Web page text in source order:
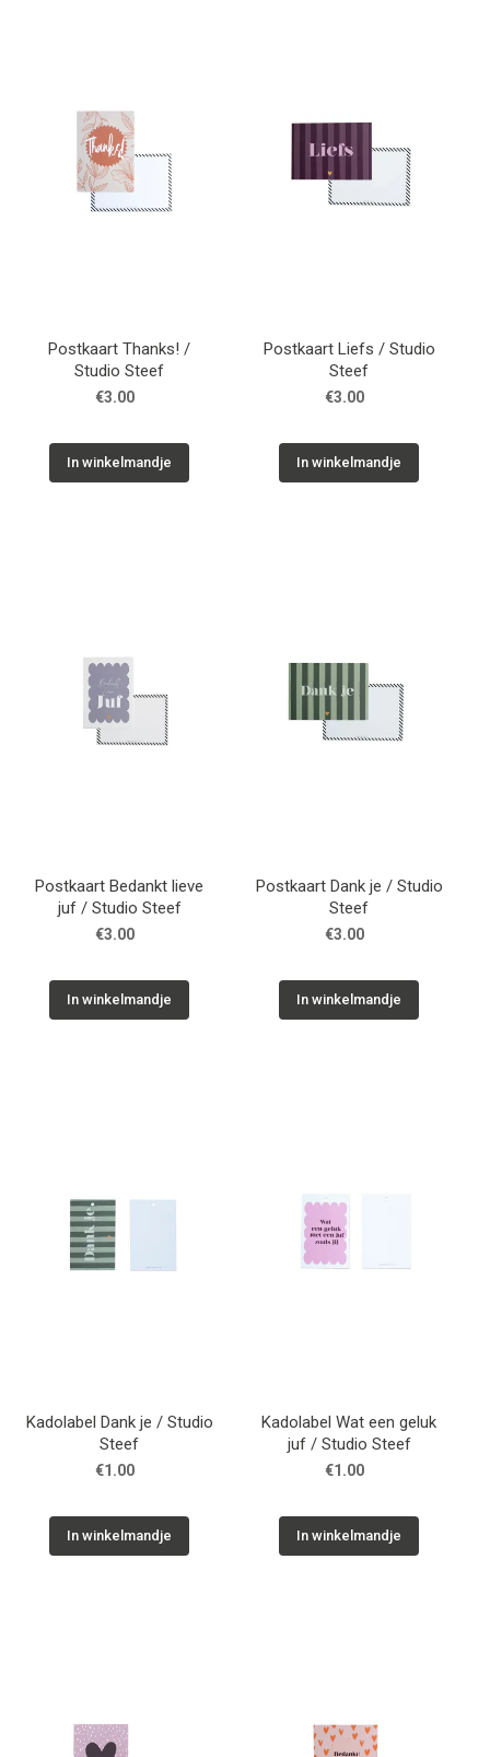
Postkaart Thanks! /
Studio Steef
€3.00
In winkelmandje
Postkaart Liefs / Studio
Steef
€3.00
In winkelmandje
Postkaart Bedankt lieve
juf / Studio Steef
€3.00
In winkelmandje
Postkaart Dank je / Studio
Steef
€3.00
In winkelmandje
Kadolabel Dank je / Studio
Steef
€1.00
In winkelmandje
Kadolabel Wat een geluk
juf / Studio Steef
€1.00
In winkelmandje